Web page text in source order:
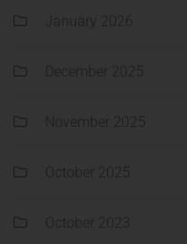
January 2026
December 2025
November 2025
October 2025
October 2023